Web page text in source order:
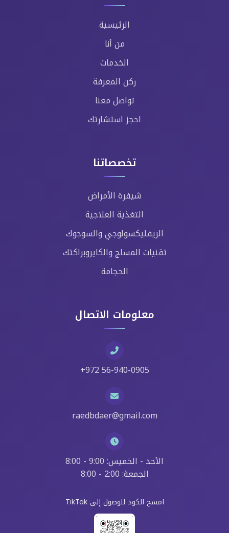
الرئيسية
من أنا
الخدمات
ركن المعرفة
تواصل معنا
احجز استشارتك
تخصصاتنا
شيفرة الأمراض
التغذية العلاجية
الريفليكسولوجي والسوجوك
تقنيات المساج والكايروبراكتك
الحجامة
معلومات الاتصال
+972 56-940-0905
raedbdaer@gmail.com
الأحد - الخميس: 9:00 - 8:00
الجمعة: 2:00 - 8:00
امسح الكود للوصول إلى TikTok